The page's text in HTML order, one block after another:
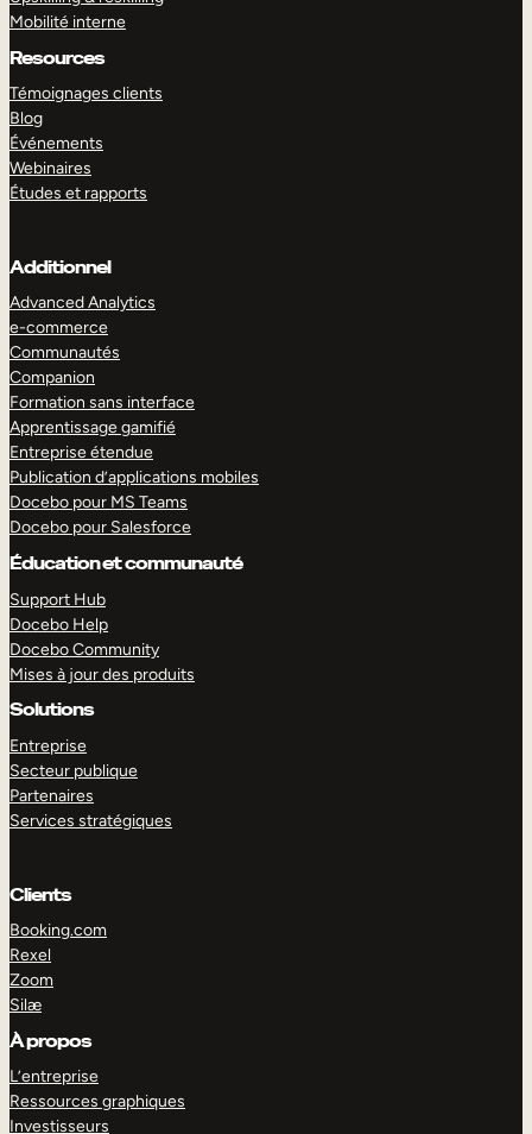
Mobilité interne
Resources
Témoignages clients
Blog
Événements
Webinaires
Études et rapports
Additionnel
Advanced Analytics
e-commerce
Communautés
Companion
Formation sans interface
Apprentissage gamifié
Entreprise étendue
Publication d’applications mobiles
Docebo pour MS Teams
Docebo pour Salesforce
Éducation et communauté
Support Hub
Docebo Help
Docebo Community
Mises à jour des produits
Solutions
Entreprise
Secteur publique
Partenaires
Services stratégiques
Clients
Booking.com
Rexel
Zoom
Silæ
À propos
L’entreprise
Ressources graphiques
Investisseurs